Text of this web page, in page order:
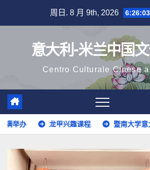
周日. 8 月 9th, 2026
意大利-米兰中国
Centro Culturale Cinese
程 暨南大学意大利留学生分享